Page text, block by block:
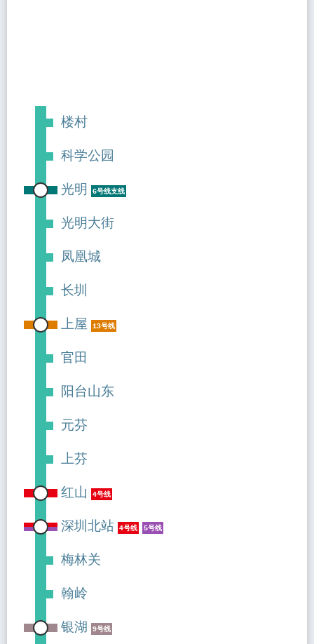
楼村
科学公园
光明
6号线支线
光明大街
凤凰城
长圳
上屋
13号线
官田
阳台山东
元芬
上芬
红山
4号线
深圳北站 4号线 5号线
梅林关
翰岭
银湖
9号线